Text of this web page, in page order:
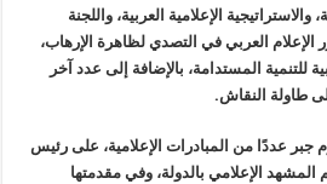
الإعلامية العربية، واللجنة
الإعلام العربي في التصدي لظاهرة الإرهاب،
للتنمية المستدامة، بالإضافة إلى عدد آخر
طاولة النقاش.
جبر عددًا من المبادرات الإعلامية، على رئيس
الإعلامي بالدولة، وفي مقدمتها